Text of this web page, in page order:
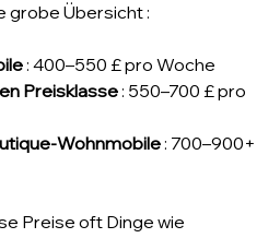
grobe Übersicht :
: 400–550 £ pro Woche
Preisklasse : 550–700 £ pro
Wohnmobile : 700–900+
Preise oft Dinge wie